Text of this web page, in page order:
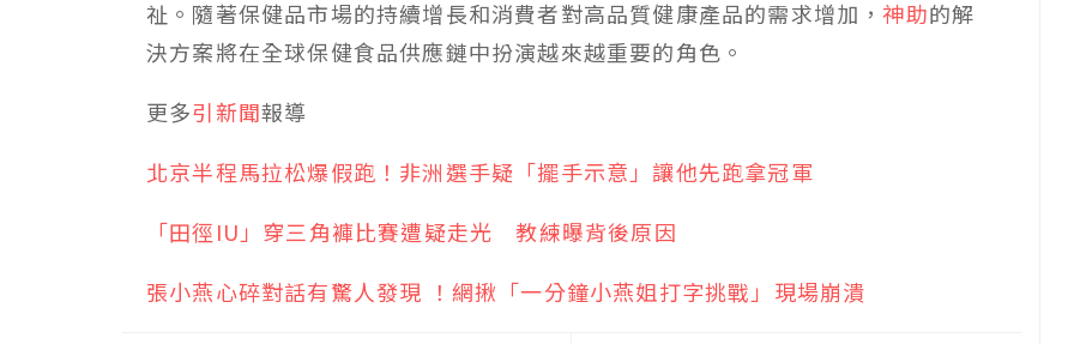
祉。隨著保健品市場的持續增長和消費者對高品質健康產品的需求增加，神助的解
決方案將在全球保健食品供應鏈中扮演越來越重要的角色。
更多引新聞報導
北京半程馬拉松爆假跑！非洲選手疑「擺手示意」讓他先跑拿冠軍
「田徑IU」穿三角褲比賽遭疑走光 教練曝背後原因
張小燕心碎對話有驚人發現 ！網揪「一分鐘小燕姐打字挑戰」現場崩潰